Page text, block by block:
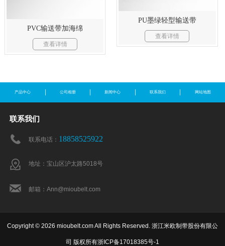
PVC输送带加海绵
查看详情
PU墨绿轻型输送带
查看详情
产品中心 公司相册 新闻中心 联系我们 网站地图
联系我们
联系电话： 18858525922
地址：宝山区沪太路5018号
邮箱：Ann@mioubelt.com
Copyright © 2026 mioubelt.com All Rights Reserved. 浙江米欧制带股份有限公
司 版权所有浙ICP备17018385号-1